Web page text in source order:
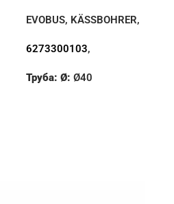
EVOBUS, KÄSSBOHRER,
6273300103,
8226330000C
Труба: Ø:Ø40